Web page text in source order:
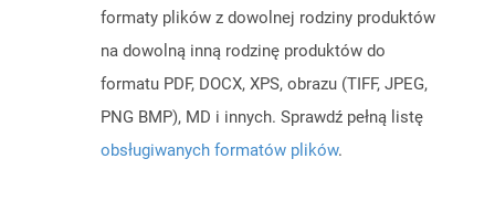
formaty plików z dowolnej rodziny produktów
na dowolną inną rodzinę produktów do
formatu PDF, DOCX, XPS, obrazu (TIFF, JPEG,
PNG BMP), MD i innych. Sprawdź pełną listę
obsługiwanych formatów plików.